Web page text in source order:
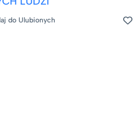
do Ulubionych